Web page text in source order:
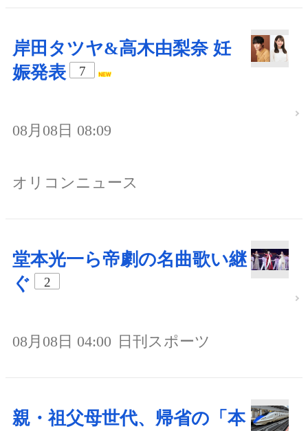
岸田タツヤ&高木由梨奈 妊
娠発表
7
08月08日 08:09
オリコンニュース
堂本光一ら帝劇の名曲歌い継
ぐ
2
08月08日 04:00 日刊スポーツ
親・祖父母世代、帰省の「本